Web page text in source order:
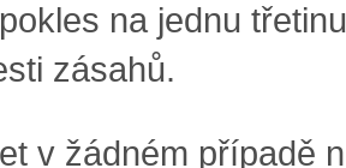
na jednu
zásahů.
v žádném případě